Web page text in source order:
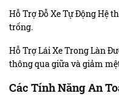
Hỗ Trợ Đỗ Xe Tự Động Hệ
trống.
Hỗ Trợ Lái Xe Trong Làn
thông qua giữa và giảm
Các Tính Năng An